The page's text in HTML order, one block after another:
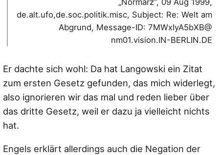
„Normarz“, 09 Aug 1999,
de.alt.ufo,de.soc.politik.misc, Subject: Re: Welt am
Abgrund, Message-ID: 7MWxIyA5bXB@
nm01.vision.IN-BERLIN.DE
Er dachte sich wohl: Da hat Langowski ein Zitat
zum ersten Gesetz gefunden, das mich widerlegt,
also ignorieren wir das mal und reden lieber über
das dritte Gesetz, weil er dazu ja vielleicht nichts
hat.
Engels erklärt allerdings auch die Negation der